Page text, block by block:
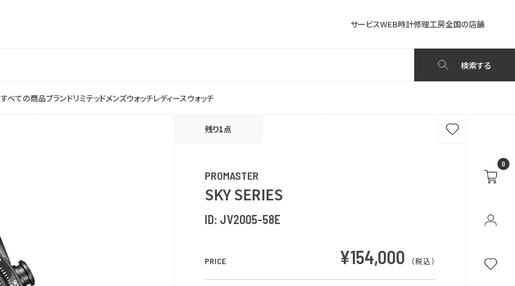
サービスWEB時計修理工房全国の店舗
検索する
すべての商品ブランドリミテッドメンズウォッチレディースウォッチ
0
残り1点
PROMASTER
SKY SERIES
ID: JV2005-58E
PRICE ¥154,000 （税込）